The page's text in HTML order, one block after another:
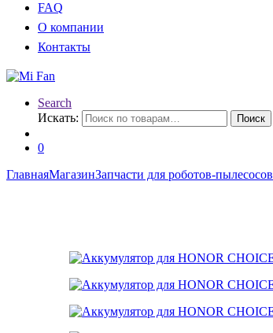
FAQ
О компании
Контакты
Search
Искать:
Поиск
0
ГлавнаяМагазинЗапчасти для роботов-пылесосов